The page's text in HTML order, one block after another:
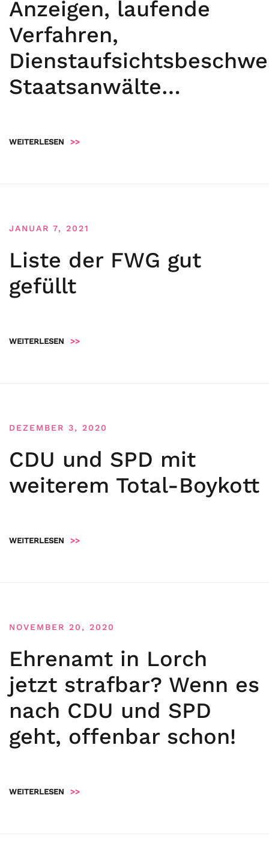
Anzeigen, laufende
Verfahren,
Staatsanwälte…
WEITERLESEN >>
JANUAR 7, 2021
Liste der FWG gut
gefüllt
WEITERLESEN >>
DEZEMBER 3, 2020
CDU und SPD mit
weiterem Total-Boykott
WEITERLESEN >>
NOVEMBER 20, 2020
Ehrenamt in Lorch
jetzt strafbar? Wenn es
nach CDU und SPD
geht, offenbar schon!
WEITERLESEN >>